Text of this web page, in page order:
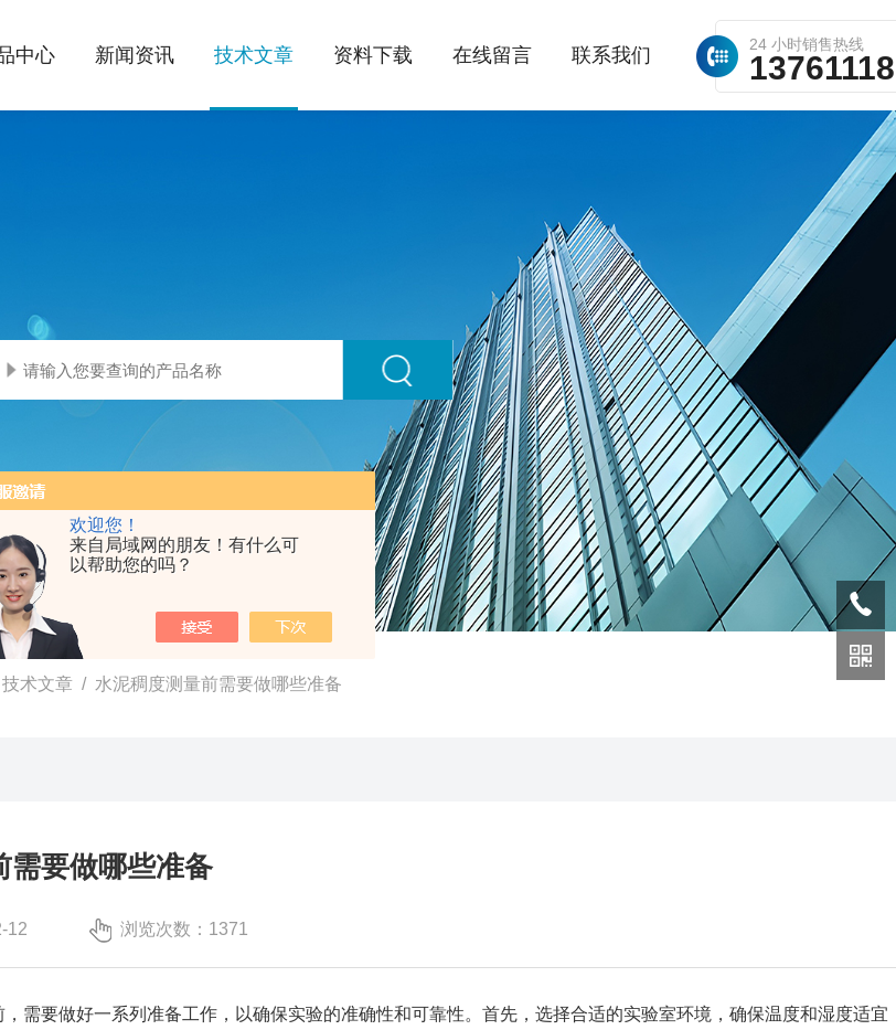
欢迎您！
来自局域网的朋友！有什么可
以帮助您的吗？
24 小时销售热线
中心 新闻资讯 技术文章 资料下载 在线留言 联系我们
技术文章 / 水泥稠度测量前需要做哪些准备
需要做哪些准备
12 浏览次数：1371
需要做好一系列准备工作，以确保实验的准确性和可靠性。首先，选择合适的实验室环境，确保温度和湿度适宜